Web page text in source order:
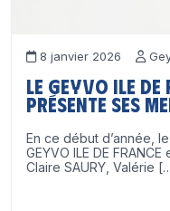
8 janvier 2026
Le GEYVO Ile
présente ses
En ce début d’année,
GEYVO ILE DE
Claire SAURY, Valérie